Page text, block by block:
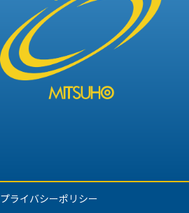
プライバシーポリシー